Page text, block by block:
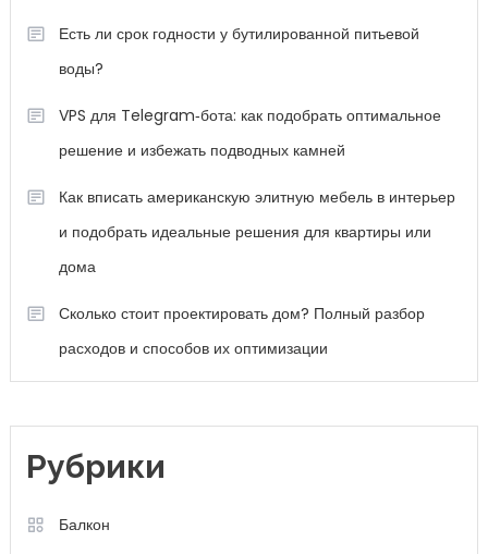
Есть ли срок годности у бутилированной питьевой
воды?
VPS для Telegram‑бота: как подобрать оптимальное
решение и избежать подводных камней
Как вписать американскую элитную мебель в интерьер
и подобрать идеальные решения для квартиры или
дома
Сколько стоит проектировать дом? Полный разбор
расходов и способов их оптимизации
Рубрики
Балкон